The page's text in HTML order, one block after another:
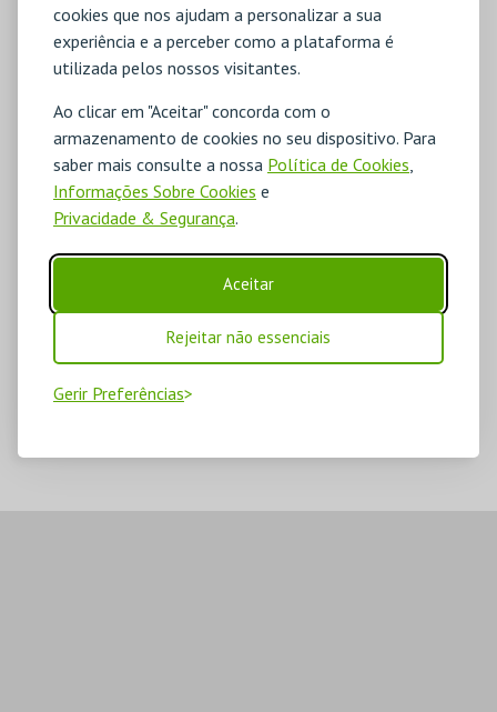
cookies que nos ajudam a personalizar a sua
experiência e a perceber como a plataforma é
utilizada pelos nossos visitantes.
Ao clicar em "Aceitar" concorda com o
armazenamento de cookies no seu dispositivo. Para
saber mais consulte a nossa Política de Cookies
Informações Sobre Cookies e
Privacidade & Segurança.
Aceitar
Rejeitar não essenciais
Gerir Preferências